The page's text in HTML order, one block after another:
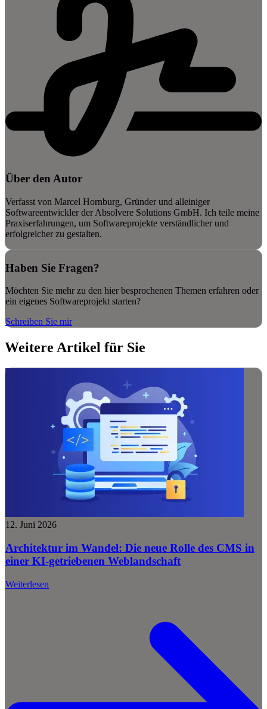
Über den Autor
Verfasst von Marcel Hornburg, Gründer und alleiniger
Softwareentwickler der Absolvere Solutions GmbH. Ich teile meine
Praxiserfahrungen, um Softwareprojekte verständlicher und
erfolgreicher zu gestalten.
Haben Sie Fragen?
Möchten Sie mehr zu den hier besprochenen Themen erfahren oder
ein eigenes Softwareprojekt starten?
Schreiben Sie mir
Weitere Artikel für Sie
12. Juni 2026
Architektur im Wandel: Die neue Rolle des CMS in
einer KI-getriebenen Weblandschaft
Weiterlesen